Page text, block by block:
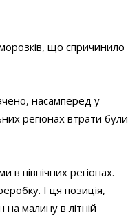
що спричинило
насамперед у
регіонах втрати були
північних регіонах.
І ця позиція,
малину в літній